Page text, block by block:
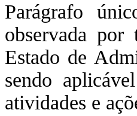
Parágrafo
observada por
Estado de
sendo
atividades e